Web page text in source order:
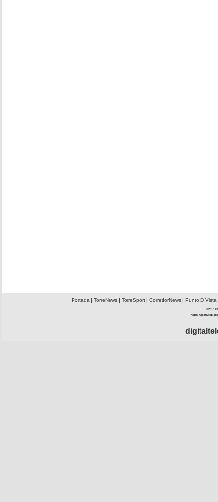
Portada | TorreNews| TorreSport| CorredorNews| Punto D Vista
©2010 El
Página Optimizada